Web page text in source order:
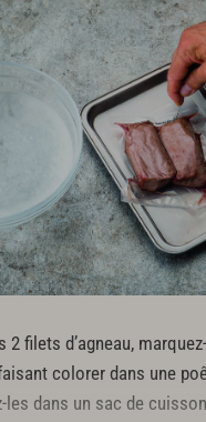
2 filets d’agneau,
colorer dans une
les dans un sac de